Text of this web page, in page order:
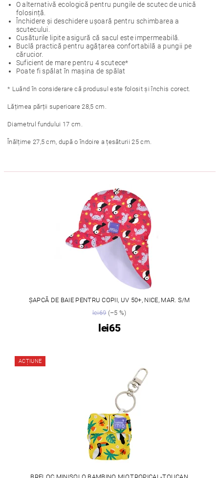
O alternativă ecologică pentru pungile de scutec de unică
folosință.
Închidere și deschidere ușoară pentru schimbarea a
scutecului.
Cusăturile lipite asigură că sacul este impermeabilă.
Buclă practică pentru agățarea confortabilă a pungii pe
cărucior.
Suficient de mare pentru 4 scutece*
Poate fi spălat în mașina de spălat
* Luănd în considerare că produsul este folosit și închis corect.
Lățimea părții superioare 28,5 cm.
Diametrul fundului 17 cm.
Înălțime 27,5 cm, după o îndoire a țesăturii 25 cm.
ȘAPCĂ DE BAIE PENTRU COPII, UV 50+, NICE, MAR. S/M
lei69(–5 %)
lei65
ACȚIUNE